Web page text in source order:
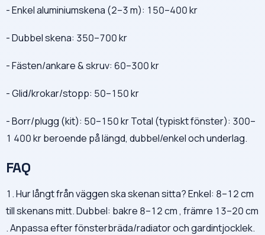
- Enkel aluminiumskena (2–3 m): 150–400 kr
- Dubbel skena: 350–700 kr
- Fästen/ankare & skruv: 60–300 kr
- Glid/krokar/stopp: 50–150 kr
- Borr/plugg (kit): 50–150 kr Total (typiskt fönster): 300–
1 400 kr beroende på längd, dubbel/enkel och underlag.
FAQ
1. Hur långt från väggen ska skenan sitta? Enkel: 8–12 cm
till skenans mitt. Dubbel: bakre 8–12 cm , främre 13–20 cm
. Anpassa efter fönsterbräda/radiator och gardintjocklek.